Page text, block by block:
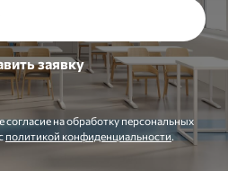
на обработку персональных
политикой конфиденциальности